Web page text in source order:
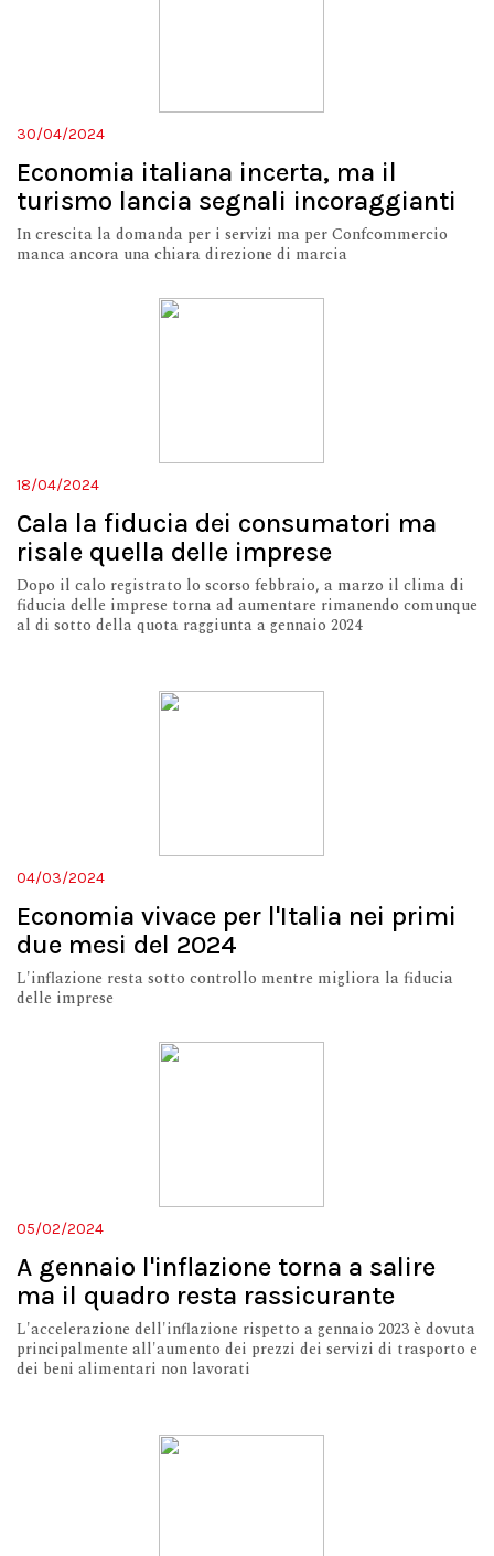
30/04/2024
Economia italiana incerta, ma il
turismo lancia segnali incoraggianti
In crescita la domanda per i servizi ma per Confcommercio
manca ancora una chiara direzione di marcia
18/04/2024
Cala la fiducia dei consumatori ma
risale quella delle imprese
Dopo il calo registrato lo scorso febbraio, a marzo il clima di
fiducia delle imprese torna ad aumentare rimanendo comunque
al di sotto della quota raggiunta a gennaio 2024
04/03/2024
Economia vivace per l'Italia nei primi
due mesi del 2024
L'inflazione resta sotto controllo mentre migliora la fiducia
delle imprese
05/02/2024
A gennaio l'inflazione torna a salire
ma il quadro resta rassicurante
L'accelerazione dell'inflazione rispetto a gennaio 2023 è dovuta
principalmente all'aumento dei prezzi dei servizi di trasporto e
dei beni alimentari non lavorati